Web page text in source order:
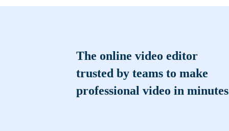
The online video editor
trusted by teams to make
professional video in minutes